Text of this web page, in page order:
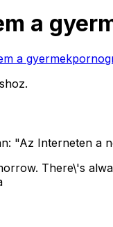
a
a
"Az Interneten a
There\'s